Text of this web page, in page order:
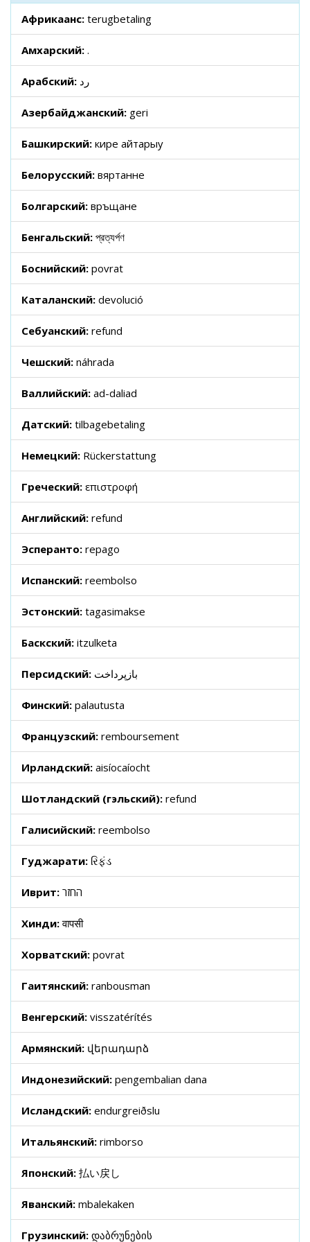
Африкаанс: terugbetaling
Амхарский: .
Арабский: رد
Азербайджанский: geri
Башкирский: кире ҡайтарыу
Белорусский: вяртанне
Болгарский: връщане
Бенгальский: প্রত্যর্পণ
Боснийский: povrat
Каталанский: devolució
Себуанский: refund
Чешский: náhrada
Валлийский: ad-daliad
Датский: tilbagebetaling
Немецкий: Rückerstattung
Греческий: επιστροφή
Английский: refund
Эсперанто: repago
Испанский: reembolso
Эстонский: tagasimakse
Баскский: itzulketa
Персидский: بازپرداخت
Финский: palautusta
Французский: remboursement
Ирландский: aisíocaíocht
Шотландский (гэльский): refund
Галисийский: reembolso
Гуджарати: રિફંડ
Иврит: החזר
Хинди:वापसी
Хорватский: povrat
Гаитянский: ranbousman
Венгерский: visszatérítés
Армянский: վերադարձ
Индонезийский: pengembalian dana
Исландский: endurgreiðslu
Итальянский: rimborso
Японский: 払い戻し
Яванский: mbalekaken
Грузинский: დაბრუნების